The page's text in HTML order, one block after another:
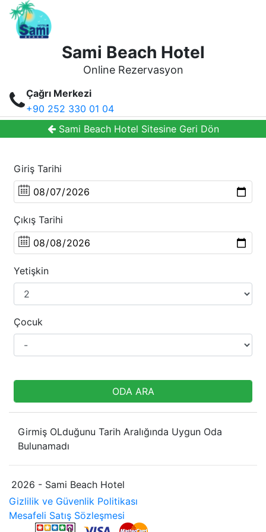
Sami Beach Hotel
Online Rezervasyon
Çağrı Merkezi
+90 252 330 01 04
Sami Beach Hotel Sitesine Geri Dön
Giriş Tarihi
Çıkış Tarihi
Yetişkin
Çocuk
ODA ARA
Girmiş OLduğunu Tarih Aralığında Uygun Oda
Bulunamadı
2026 - Sami Beach Hotel
Gizlilik ve Güvenlik Politikası
Mesafeli Satış Sözleşmesi